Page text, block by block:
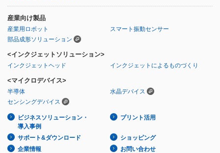
産業向け製品
産業用ロボット
スマート振動センサー
部品成形ソリューション
<インクジェットソリューション>
インクジェットヘッド インクジェットによるものづくり
<マイクロデバイス>
半導体
水晶デバイス
センシングデバイス
ビジネスソリューション・
導入事例
プリント活用
サポート&ダウンロード
ショッピング
企業情報
お問い合わせ